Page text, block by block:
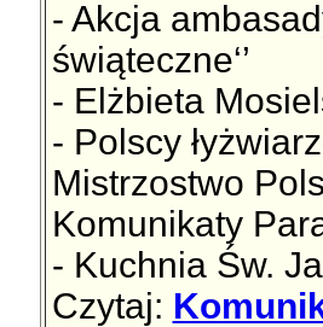
- Akcja
świąteczne‘’
- Elżbieta
- Polscy
Mistrzostwo
Komunikaty
- Kuchnia Św.
Czytaj: